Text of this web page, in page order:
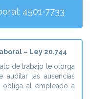
4501-7733
– Ley 20.744
de trabajo le otorga
las ausencias
obliga al empleado a